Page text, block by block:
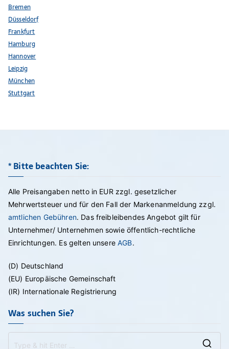
Bremen
Düsseldorf
Frankfurt
Hamburg
Hannover
Leipzig
München
Stuttgart
* Bitte beachten Sie:
Alle Preisangaben netto in EUR zzgl. gesetzlicher
Mehrwertsteuer und für den Fall der Markenanmeldung zzgl.
amtlichen Gebühren. Das freibleibendes Angebot gilt für
Unternehmer/ Unternehmen sowie öffentlich-rechtliche
Einrichtungen. Es gelten unsereAGB.
(D) Deutschland
(EU) Europäische Gemeinschaft
(IR) Internationale Registrierung
Was suchen Sie?